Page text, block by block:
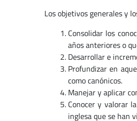
Los objetivos generales y
Consolidar los
años anteriores o
Desarrollar e
Profundizar en
como canónicos.
Manejar y aplicar
Conocer y valorar
inglesa que se han